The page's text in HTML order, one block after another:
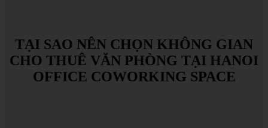
TẠI SAO NÊN CHỌN KHÔNG GIAN
CHO THUÊ VĂN PHÒNG TẠI HANOI
OFFICE COWORKING SPACE